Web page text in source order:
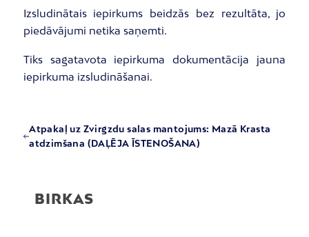
Izsludinātais iepirkums beidzās bez rezultāta, jo
piedāvājumi netika saņemti.
Tiks sagatavota iepirkuma dokumentācija jauna
iepirkuma izsludināšanai.
Atpakaļ uz Zvirgzdu salas mantojums: Mazā Krasta
atdzimšana (DAĻĒJA ĪSTENOŠANA)
BIRKAS